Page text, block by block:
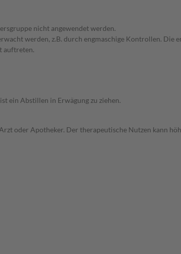
nicht angewendet werden.
werden, z.B. durch engmaschige Kontrollen. Die
auftreten.
ein Abstillen in Erwägung zu ziehen.
oder Apotheker. Der therapeutische Nutzen kann